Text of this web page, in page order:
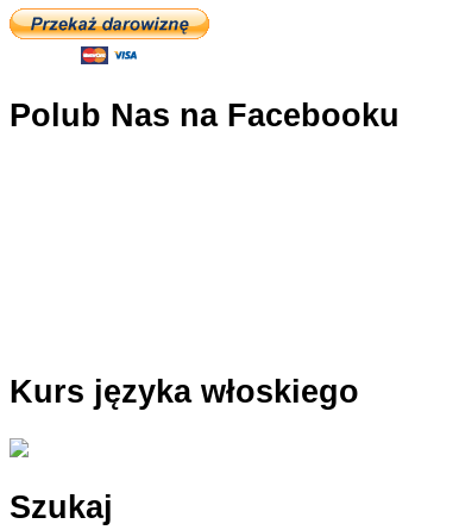
Polub Nas na Facebooku
Kurs języka włoskiego
Szukaj